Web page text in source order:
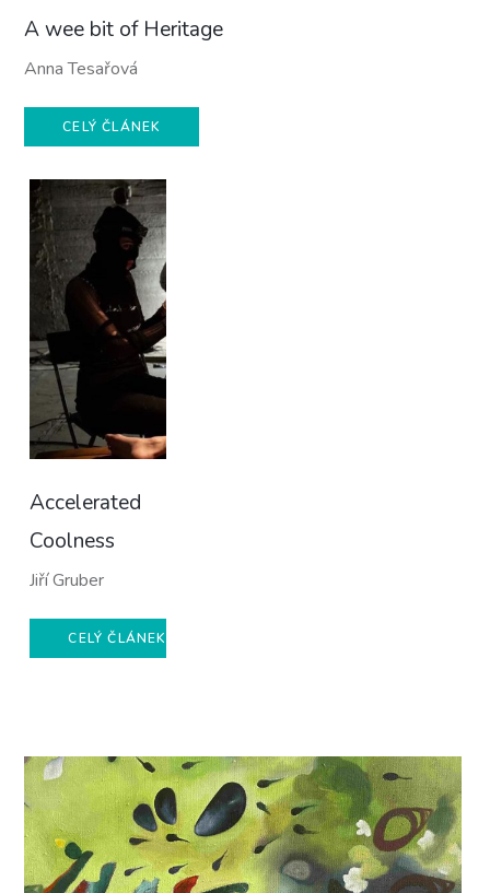
A wee bit of Heritage
Anna Tesařová
CELÝ ČLÁNEK
Accelerated
Coolness
Jiří Gruber
CELÝ ČLÁNEK